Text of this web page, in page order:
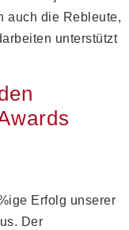
auch die Rebleute,
unterstützt
Erfolg unserer
Der